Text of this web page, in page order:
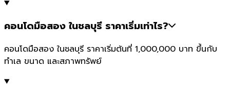
คอนโดมือสอง ในชลบุรี ราคาเริ่มเท่าไร?
คอนโดมือสอง ในชลบุรี ราคาเริ่มต้นที่ 1,000,000 บาท ขึ้นกับ
ทำเล ขนาด และสภาพทรัพย์